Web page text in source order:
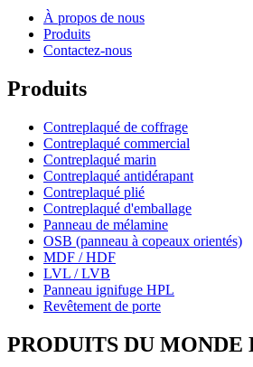
À propos de nous
Produits
Contactez-nous
Produits
Contreplaqué de coffrage
Contreplaqué commercial
Contreplaqué marin
Contreplaqué antidérapant
Contreplaqué plié
Contreplaqué d'emballage
Panneau de mélamine
OSB (panneau à copeaux orientés)
MDF / HDF
LVL / LVB
Panneau ignifuge HPL
Revêtement de porte
PRODUITS DU MONDE